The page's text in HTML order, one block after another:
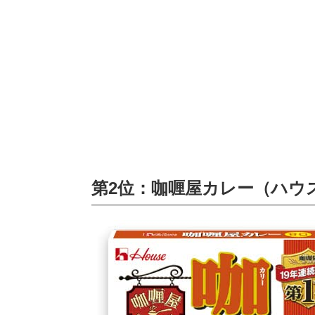
第2位：咖喱屋カレー（ハウ